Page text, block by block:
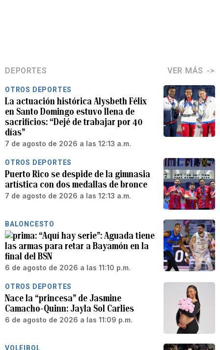
DEPORTES VER MÁS
OTROS DEPORTES
La actuación histórica Alysbeth Félix
en Santo Domingo estuvo llena de
sacrificios: “Dejé de trabajar por 40
días”
7 de agosto de 2026 a las 12:13 a.m.
OTROS DEPORTES
Puerto Rico se despide de la gimnasia
artística con dos medallas de bronce
7 de agosto de 2026 a las 12:13 a.m.
BALONCESTO
“Aquí hay serie”: Aguada tiene
las armas para retar a Bayamón en la
final del BSN
6 de agosto de 2026 a las 11:10 p.m.
OTROS DEPORTES
Nace la “princesa” de Jasmine
Camacho-Quinn: Jayla Sol Carlies
6 de agosto de 2026 a las 11:09 p.m.
VOLEIBOL